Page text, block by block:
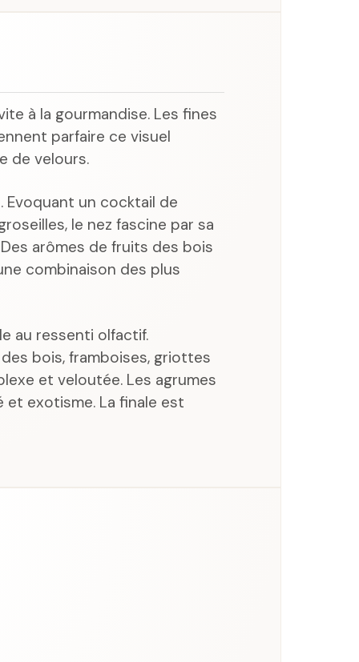
à la gourmandise. Les fines
parfaire ce visuel
de velours.
Evoquant un cocktail de
le nez fascine par sa
arômes de fruits des bois
combinaison des plus
au ressenti olfactif.
bois, framboises, griottes
et veloutée. Les agrumes
exotisme. La finale est